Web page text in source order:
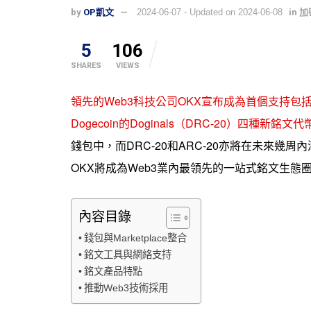
by OP凱文 2024-06-07 - Updated on 2024-06-08 in 加
5
SHARES
106
VIEWS
領先的Web3科技公司OKX宣布成為首個支持包
Dogecoin的Doginals（DRC-20）四種新銘文代
錢包中，而DRC-20和ARC-20亦將在未來幾周
OKX將成為Web3業內最領先的一站式銘文生態
內容目錄
錢包與Marketplace整合
銘文工具與網絡支持
銘文產品特點
推動Web3技術採用